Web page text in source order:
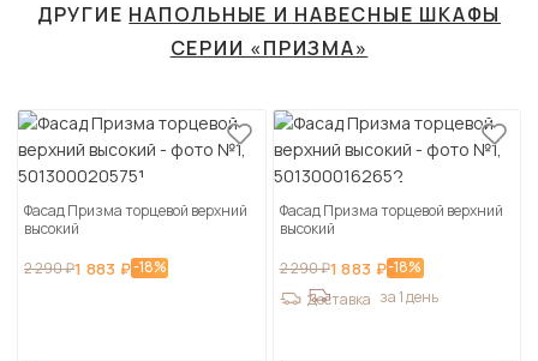
ДРУГИЕ НАПОЛЬНЫЕ И НАВЕСНЫЕ ШКАФЫ
СЕРИИ «ПРИЗМА»
Фасад Призма торцевой верхний
высокий
2 290 ₽1 883 ₽-18%
Фасад Призма торцевой верхний
высокий
2 290 ₽1 883 ₽-18%
Доставка за 1 день